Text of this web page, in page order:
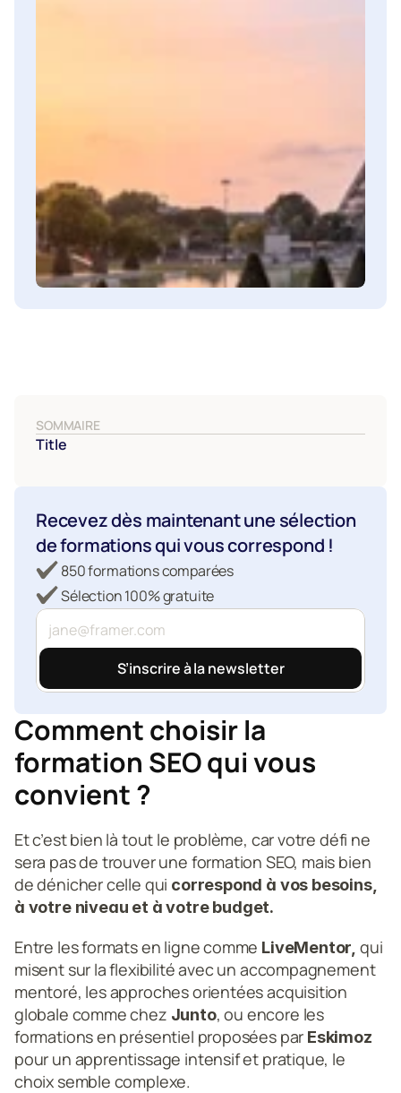
SOMMAIRE
Title
Recevez dès maintenant une sélection
de formations qui vous correspond !
850 formations comparées
Sélection 100% gratuite
S’inscrire à la newsletter
Comment choisir la
formation SEO qui vous
convient ?
Et c’est bien là tout le problème, car votre défi ne
sera pas de trouver une formation SEO, mais bien
de dénicher celle qui correspond à vos besoins,
à votre niveau et à votre budget.
Entre les formats en ligne comme LiveMentor, qui
misent sur la flexibilité avec un accompagnement
mentoré, les approches orientées acquisition
globale comme chez Junto, ou encore les
formations en présentiel proposées par Eskimoz
pour un apprentissage intensif et pratique, le
choix semble complexe.